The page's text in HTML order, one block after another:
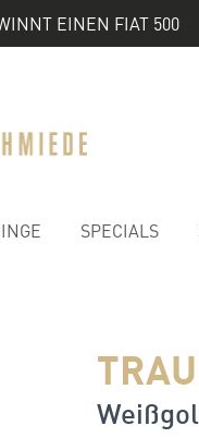
EINEN FIAT 500
SPECIALS